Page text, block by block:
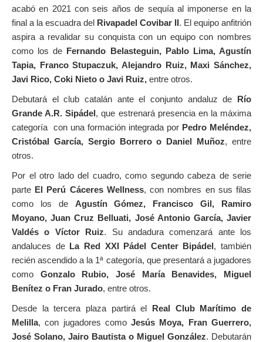
acabó en 2021 con seis años de sequía al imponerse en la
final a la escuadra del Rivapadel Covibar II. El equipo anfitrión
aspira a revalidar su conquista con un equipo con nombres
como los de Fernando Belasteguin, Pablo Lima, Agustín
Tapia, Franco Stupaczuk, Alejandro Ruiz, Maxi Sánchez,
Javi Rico, Coki Nieto o Javi Ruiz, entre otros.
Debutará el club catalán ante el conjunto andaluz de Río
Grande A.R. Sipádel, que estrenará presencia en la máxima
categoría con una formación integrada por Pedro Meléndez,
Cristóbal García, Sergio Borrero o Daniel Muñoz, entre
otros.
Por el otro lado del cuadro, como segundo cabeza de serie
parte El Perú Cáceres Wellness, con nombres en sus filas
como los de Agustín Gómez, Francisco Gil, Ramiro
Moyano, Juan Cruz Belluati, José Antonio García, Javier
Valdés o Víctor Ruiz. Su andadura comenzará ante los
andaluces de La Red XXI Pádel Center Bipádel, también
recién ascendido a la 1ª categoría, que presentará a jugadores
como Gonzalo Rubio, José María Benavides, Miguel
Benítez o Fran Jurado, entre otros.
Desde la tercera plaza partirá el Real Club Marítimo de
Melilla, con jugadores comoJesús Moya, Fran Guerrero,
José Solano, Jairo Bautista o Miguel González. Debutarán